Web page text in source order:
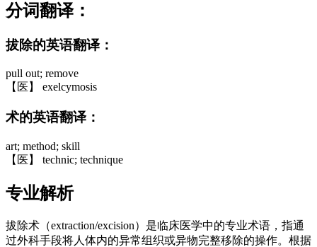
分词翻译：
拔除的英语翻译：
pull out; remove
【医】 exelcymosis
术的英语翻译：
art; method; skill
【医】 technic; technique
专业解析
拔除术（extraction/excision）是临床医学中的专业术语，指通
过外科手段将人体内的异常组织或异物完整移除的操作。根据